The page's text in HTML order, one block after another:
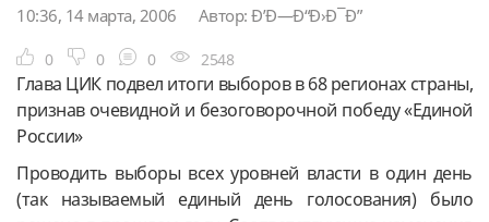
10:36, 14 марта, 2006 Автор: Ð’Ð—Ð“Ð›Ð¯Ð”
0 0 0 2548
Глава ЦИК подвел итоги выборов в 68 регионах страны,
признав очевидной и безоговорочной победу «Единой
России»
Проводить выборы всех уровней власти в один день
(так называемый единый день голосования) было